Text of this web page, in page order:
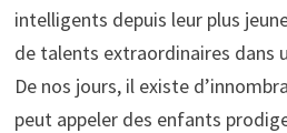
intelligents depuis leur plus
de talents extraordinaires dans
De nos jours, il existe
peut appeler des enfants